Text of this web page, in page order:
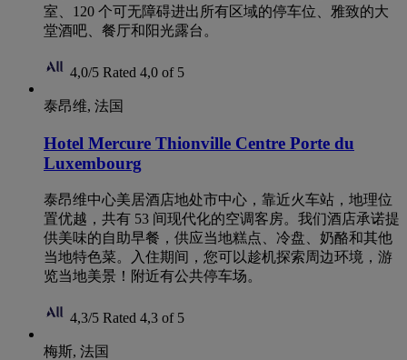
室、120 个可无障碍进出所有区域的停车位、雅致的大
堂酒吧、餐厅和阳光露台。
4,0/5 Rated 4,0 of 5
泰昂维, 法国
Hotel Mercure Thionville Centre Porte du
Luxembourg
泰昂维中心美居酒店地处市中心，靠近火车站，地理位
置优越，共有 53 间现代化的空调客房。我们酒店承诺提
供美味的自助早餐，供应当地糕点、冷盘、奶酪和其他
当地特色菜。入住期间，您可以趁机探索周边环境，游
览当地美景！附近有公共停车场。
4,3/5 Rated 4,3 of 5
梅斯, 法国